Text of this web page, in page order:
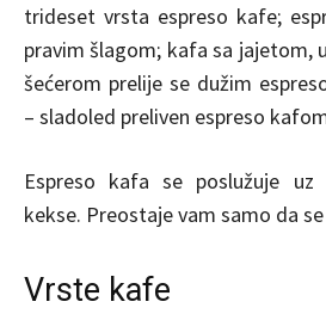
trideset vrsta espreso kafe;
pravim šlagom; kafa sa jajetom,
šećerom prelije se dužim
– sladoled preliven espreso
Espreso kafa se poslužuje
kekse. Preostaje vam samo da
Vrste kafe